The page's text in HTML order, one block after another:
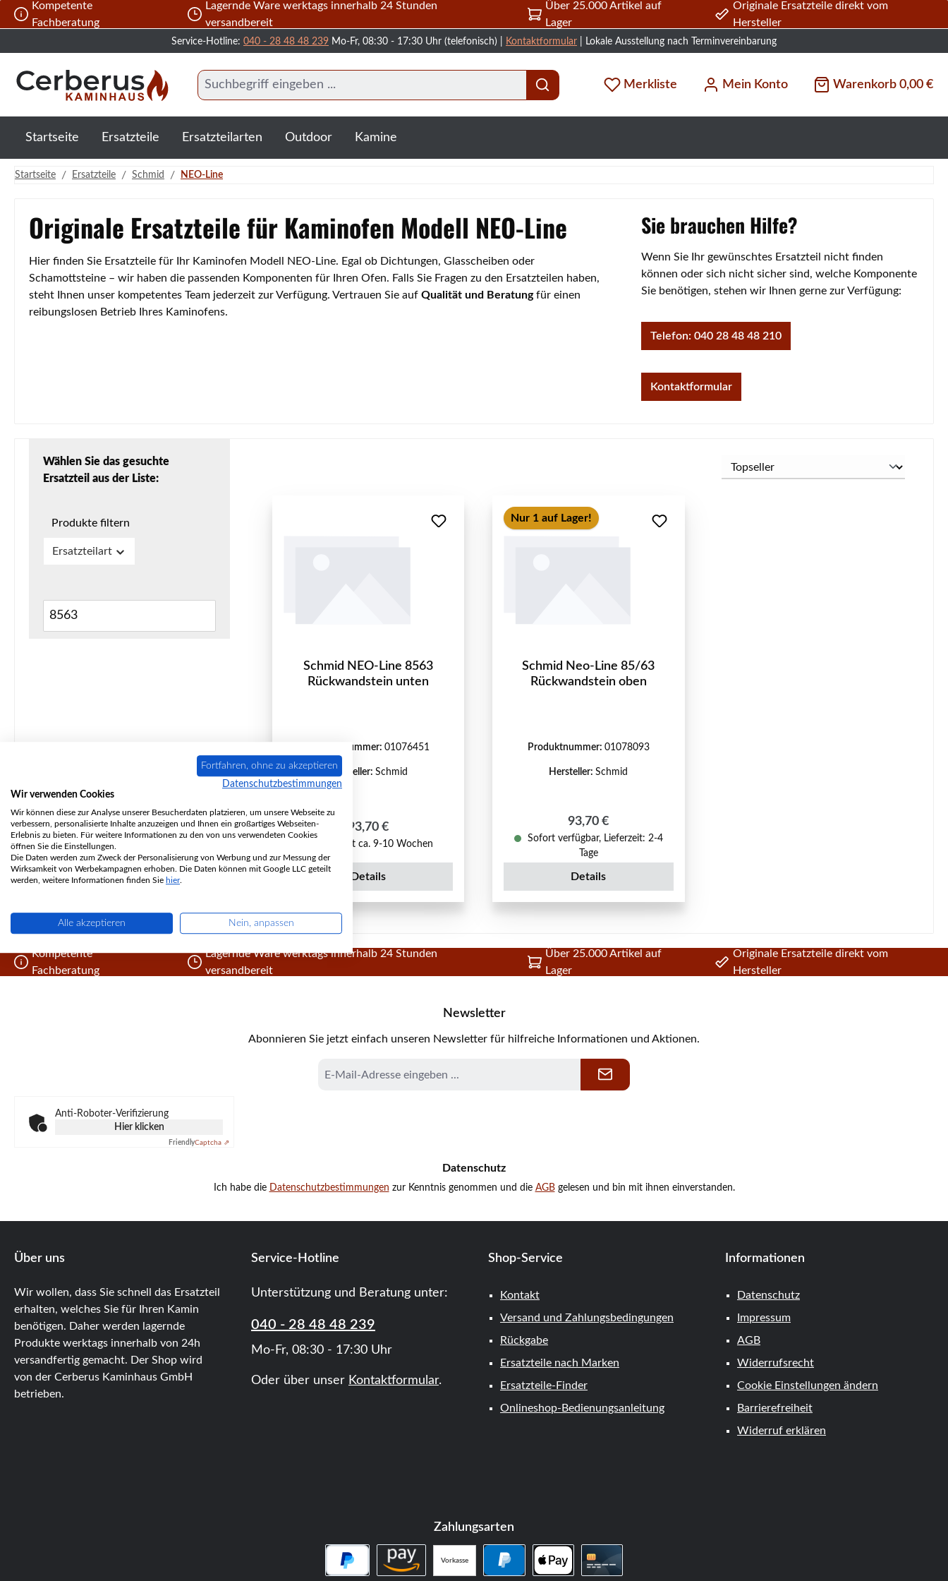
Hauptinhalt springen
Zur Suche springen
Zur Hauptnavigation springen
Kompetente
Fachberatung
Lagernde Ware werktags innerhalb 24 Stunden
versandbereit
Über 25.000 Artikel auf
Lager
Originale Ersatzteile direkt vom
Hersteller
Service-Hotline: 040 - 28 48 48 239 Mo-Fr, 08:30 - 17:30 Uhr (telefonisch) | Kontaktformular | Lokale Ausstellung nach Terminvereinbarung
Merkliste Mein Konto Warenkorb 0,00 €
Startseite Ersatzteile Ersatzteilarten Outdoor Kamine
Startseite / Ersatzteile / Schmid / NEO-Line
Originale Ersatzteile für Kaminofen Modell NEO-Line
Hier finden Sie Ersatzteile für Ihr Kaminofen Modell NEO-Line. Egal ob Dichtungen, Glasscheiben oder
Schamottsteine – wir haben die passenden Komponenten für Ihren Ofen. Falls Sie Fragen zu den Ersatzteilen haben,
steht Ihnen unser kompetentes Team jederzeit zur Verfügung. Vertrauen Sie auf Qualität und Beratungfür einen
reibungslosen Betrieb Ihres Kaminofens.
Sie brauchen Hilfe?
Wenn Sie Ihr gewünschtes Ersatzteil nicht finden
können oder sich nicht sicher sind, welche Komponente
Sie benötigen, stehen wir Ihnen gerne zur Verfügung:
Telefon: 040 28 48 48 210
Kontaktformular
Wählen Sie das gesuchte
Ersatzteil aus der Liste:
Produkte filtern
Ersatzteilart
8563
Schmid NEO-Line 8563
Rückwandstein unten
Produktnummer: 01076451
Hersteller:Schmid
Regulärer Preis:
93,70 €
Lieferzeit ca. 9-10 Wochen
Details
Nur 1 auf Lager!
Schmid Neo-Line 85/63
Rückwandstein oben
Produktnummer: 01078093
Hersteller:Schmid
Regulärer Preis:
93,70 €
Sofort verfügbar, Lieferzeit: 2-4
Tage
Details
Kompetente
Fachberatung
Lagernde Ware werktags innerhalb 24 Stunden
versandbereit
Über 25.000 Artikel auf
Lager
Originale Ersatzteile direkt vom
Hersteller
Newsletter
Abonnieren Sie jetzt einfach unseren Newsletter für hilfreiche Informationen und Aktionen.
Mail-
Anti-Roboter-Verifizierung
Hier klicken
FriendlyCaptcha ⇗
Datenschutz
Ich habe die Datenschutzbestimmungen zur Kenntnis genommen und die AGBgelesen und bin mit ihnen einverstanden.
Über uns
Wir wollen, dass Sie schnell das Ersatzteil
erhalten, welches Sie für Ihren Kamin
benötigen. Daher werden lagernde
Produkte werktags innerhalb von 24h
versandfertig gemacht. Der Shop wird
von der Cerberus Kaminhaus GmbH
betrieben.
Service-Hotline
Unterstützung und Beratung unter:
040 - 28 48 48 239
Mo-Fr, 08:30 - 17:30 Uhr
Oder über unser Kontaktformular.
Shop-Service
Kontakt
Versand und Zahlungsbedingungen
Rückgabe
Ersatzteile nach Marken
Ersatzteile-Finder
Onlineshop-Bedienungsanleitung
Informationen
Datenschutz
Impressum
AGB
Widerrufsrecht
Cookie Einstellungen ändern
Barrierefreiheit
Widerruf erklären
Zahlungsarten
Vorkasse
Fortfahren, ohne zu akzeptieren
Datenschutzbestimmungen
Wir verwenden Cookies
Wir können diese zur Analyse unserer Besucherdaten platzieren, um unsere Webseite zu
verbessern, personalisierte Inhalte anzuzeigen und Ihnen ein großartiges Webseiten-
Erlebnis zu bieten. Für weitere Informationen zu den von uns verwendeten Cookies
öffnen Sie die Einstellungen.
Die Daten werden zum Zweck der Personalisierung von Werbung und zur Messung der
Wirksamkeit von Werbekampagnen erhoben. Die Daten können mit Google LLC geteilt
werden, weitere Informationen finden Sie hier.
Alle akzeptieren Nein, anpassen